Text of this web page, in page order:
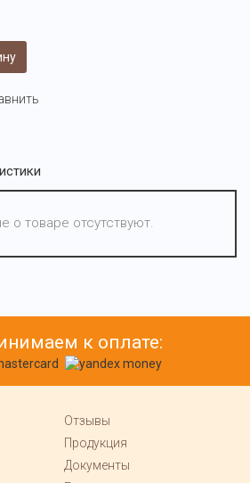
о товаре отсутствуют.
к оплате:
Отзывы
Продукция
Документы